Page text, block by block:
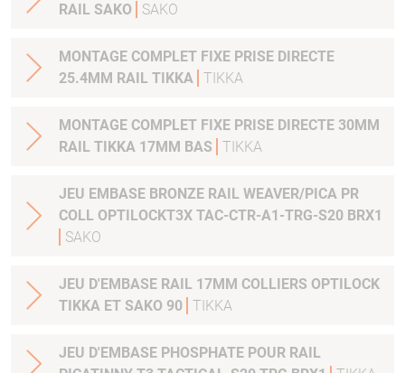
RAIL SAKO
SAKO
MONTAGE COMPLET FIXE PRISE DIRECTE
25.4MM RAIL TIKKA TIKKA
MONTAGE COMPLET FIXE PRISE DIRECTE 30MM
RAIL TIKKA 17MM BAS
TIKKA
JEU EMBASE BRONZE RAIL WEAVER/PICA PR
COLL OPTILOCKT3X TAC-CTR-A1-TRG-S20 BRX1
SAKO
JEU D'EMBASE RAIL 17MM COLLIERS OPTILOCK
TIKKA ET SAKO 90 TIKKA
JEU D'EMBASE PHOSPHATE POUR RAIL